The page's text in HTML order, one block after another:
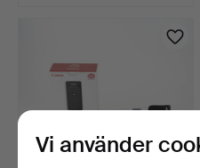
Vi använder